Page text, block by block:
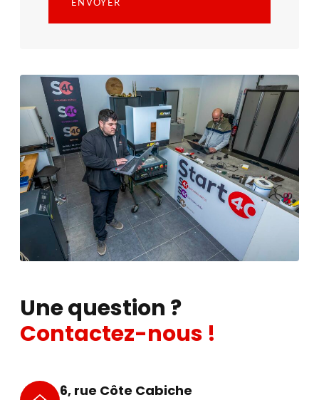
Une question ?
Contactez-nous !
6, rue Côte Cabiche